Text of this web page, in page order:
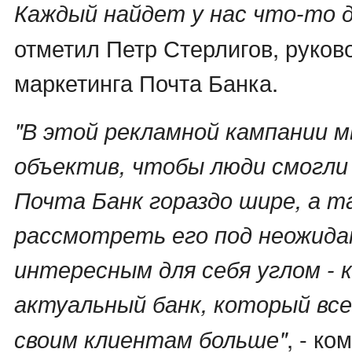
Каждый найдет у нас что-то
отметил Петр Стерлигов,
маркетинга Почта Банка.
"В этой рекламной кампании
объектив, чтобы люди смогли
Почта Банк гораздо шире, а
рассмотреть его под
интересным для себя углом -
актуальный банк, который
своим клиентам больше", -